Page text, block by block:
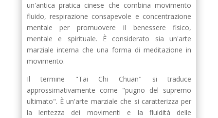
un'antica pratica cinese che combina movimento
fluido, respirazione consapevole e concentrazione
mentale per promuovere il benessere fisico,
mentale e spirituale. È considerato sia un'arte
marziale interna che una forma di meditazione in
movimento.
Il termine "Tai Chi Chuan" si traduce
approssimativamente come "pugno del supremo
ultimato". È un'arte marziale che si caratterizza per
la lentezza dei movimenti e la fluidità delle